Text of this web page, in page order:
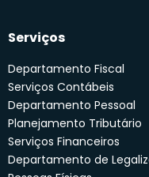
Serviços
Departamento Fiscal
Serviços Contábeis
Departamento Pessoal
Planejamento Tributário
Serviços Financeiros
Departamento de